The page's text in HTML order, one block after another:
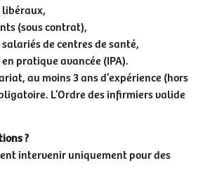
(sous contrat),
de centres de santé,
pratique avancée (IPA).
au moins 3 ans d’expérience (hors
L’Ordre des infirmiers valide
?
intervenir uniquement pour des